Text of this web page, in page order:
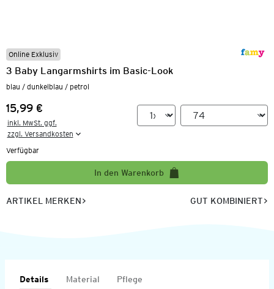
Online Exklusiv
3 Baby Langarmshirts im Basic-Look
blau / dunkelblau / petrol
Preis:
15,99 €
inkl. MwSt. ggf.
zzgl. Versandkosten
Verfügbar
In den Warenkorb
ARTIKEL MERKEN GUT KOMBINIERT
Details Material Pflege